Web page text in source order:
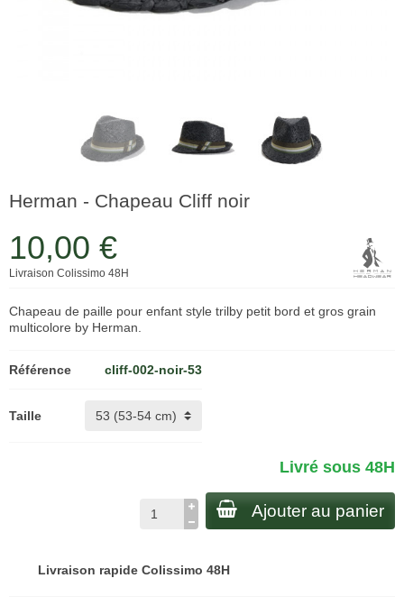
Herman - Chapeau Cliff noir
10,00 €
Livraison Colissimo 48H
Chapeau de paille pour enfant style trilby petit bord et gros grain
multicolore by Herman.
Référence cliff-002-noir-53
Taille
Livré sous 48H
Ajouter au panier
Livraison rapide Colissimo 48H